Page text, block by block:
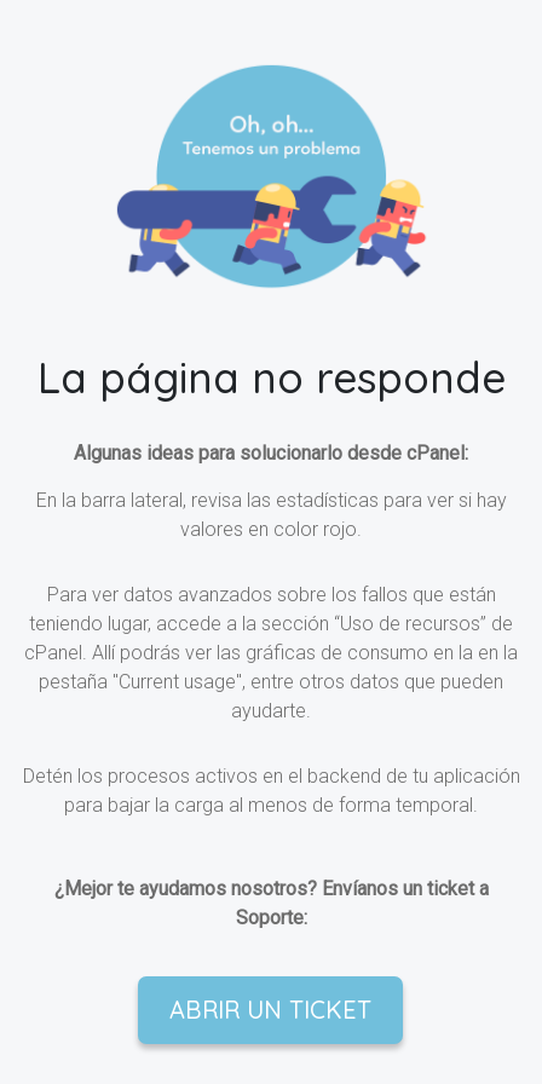
La página no responde
Algunas ideas para solucionarlo desde cPanel:
En la barra lateral, revisa las estadísticas para ver si hay
valores en color rojo.
Para ver datos avanzados sobre los fallos que están
teniendo lugar, accede a la sección “Uso de recursos” de
cPanel. Allí podrás ver las gráficas de consumo en la en la
pestaña "Current usage", entre otros datos que pueden
ayudarte.
Detén los procesos activos en el backend de tu aplicación
para bajar la carga al menos de forma temporal.
¿Mejor te ayudamos nosotros? Envíanos un ticket a
Soporte:
ABRIR UN TICKET